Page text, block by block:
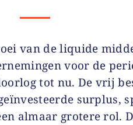
van de liquide
voor de
tot nu. De vrij
surplus,
almaar grotere rol.